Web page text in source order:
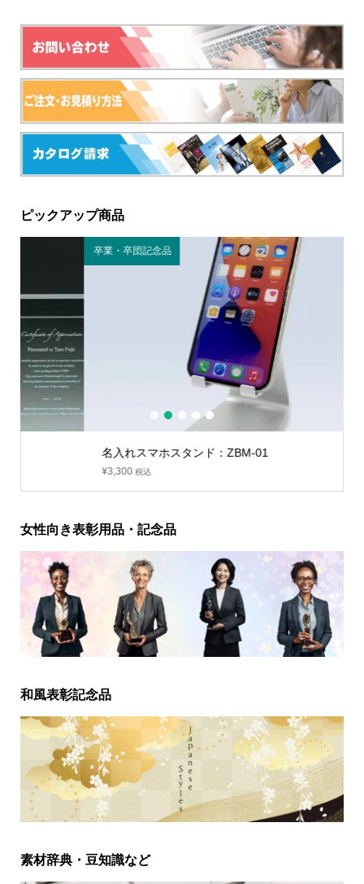
ピックアップ商品
名入れスマホスタンド：ZBM-01
卒業・卒団記念品
1 2 3 4 5
女性向き表彰用品・記念品
和風表彰記念品
素材辞典・豆知識など